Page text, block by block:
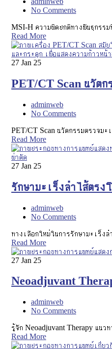
No Comments
MSI-H ความผิดปกติทางพันธุกรร
Read More
27 Jan 25
PET/CT Scan นวัตก
adminweb
No Comments
PET/CT Scan นวัตกรรมตรวจมะ
Read More
27 Jan 25
รักษามะเร็งลำไส้ตรง
adminweb
No Comments
ทางเลือกใหม่ในการรักษามะเร็ง
Read More
27 Jan 25
Neoadjuvant
adminweb
No Comments
รู้จัก Neoadjuvant Therapy แนว
Read More